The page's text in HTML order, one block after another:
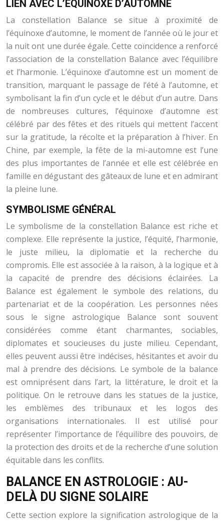
LIEN AVEC L’ÉQUINOXE D’AUTOMNE
La constellation Balance se situe à proximité de
l’équinoxe d’automne, le moment de l’année où le jour et
la nuit ont une durée égale. Cette coïncidence a renforcé
l’association de la constellation Balance avec l’équilibre
et l’harmonie. L’équinoxe d’automne est un moment de
transition, marquant le passage de l’été à l’automne, et
symbolisant la fin d’un cycle et le début d’un autre. Dans
de nombreuses cultures, l’équinoxe d’automne est
célébré par des fêtes et des rituels qui mettent l’accent
sur la gratitude, la récolte et la préparation à l’hiver. En
Chine, par exemple, la fête de la mi-automne est l’une
des plus importantes de l’année et elle est célébrée en
famille en dégustant des gâteaux de lune et en admirant
la pleine lune.
SYMBOLISME GÉNÉRAL
Le symbolisme de la constellation Balance est riche et
complexe. Elle représente la justice, l’équité, l’harmonie,
le juste milieu, la diplomatie et la recherche du
compromis. Elle est associée à la raison, à la logique et à
la capacité de prendre des décisions éclairées. La
Balance est également le symbole des relations, du
partenariat et de la coopération. Les personnes nées
sous le signe astrologique Balance sont souvent
considérées comme étant charmantes, sociables,
diplomates et soucieuses du juste milieu. Cependant,
elles peuvent aussi être indécises, hésitantes et avoir du
mal à prendre des décisions. Le symbole de la balance
est omniprésent dans l’art, la littérature, le droit et la
politique. On le retrouve dans les statues de la justice,
les emblèmes des tribunaux et les logos des
organisations internationales. Il est utilisé pour
représenter l’importance de l’équilibre des pouvoirs, de
la protection des droits et de la recherche d’une solution
équitable dans les conflits.
BALANCE EN ASTROLOGIE : AU-
DELÀ DU SIGNE SOLAIRE
Cette section explore la signification astrologique de la